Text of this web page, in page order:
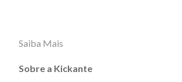
Saiba Mais
Sobre a Kickante